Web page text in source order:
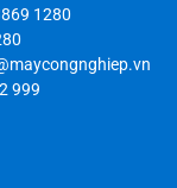
1280
999